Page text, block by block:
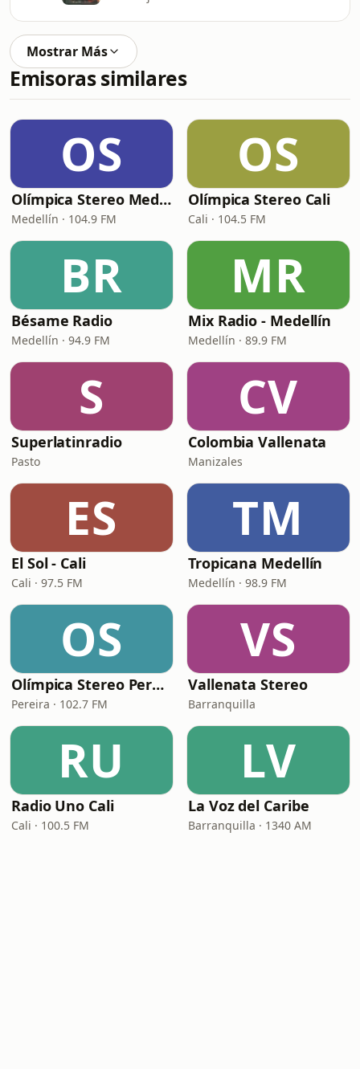
Mostrar Más
Emisoras similares
OS
Olímpica Stereo Medellín
Medellín · 104.9 FM
OS
Olímpica Stereo Cali
Cali · 104.5 FM
BR
Bésame Radio
Medellín · 94.9 FM
MR
Mix Radio - Medellín
Medellín · 89.9 FM
S
Superlatinradio
Pasto
CV
Colombia Vallenata
Manizales
ES
El Sol - Cali
Cali · 97.5 FM
TM
Tropicana Medellín
Medellín · 98.9 FM
OS
Olímpica Stereo Pereira
Pereira · 102.7 FM
VS
Vallenata Stereo
Barranquilla
RU
Radio Uno Cali
Cali · 100.5 FM
LV
La Voz del Caribe
Barranquilla · 1340 AM